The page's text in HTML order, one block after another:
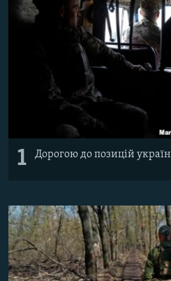
СВІДЧЕННЯ ОКУПАЦІЇ
УКРАЇНСЬКА ПРОБЛЕМА КРИМУ
Qırımtatar
Усі сайти RFE/RL
1 Дорогою до позицій